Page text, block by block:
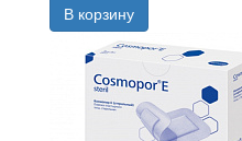
В корзину